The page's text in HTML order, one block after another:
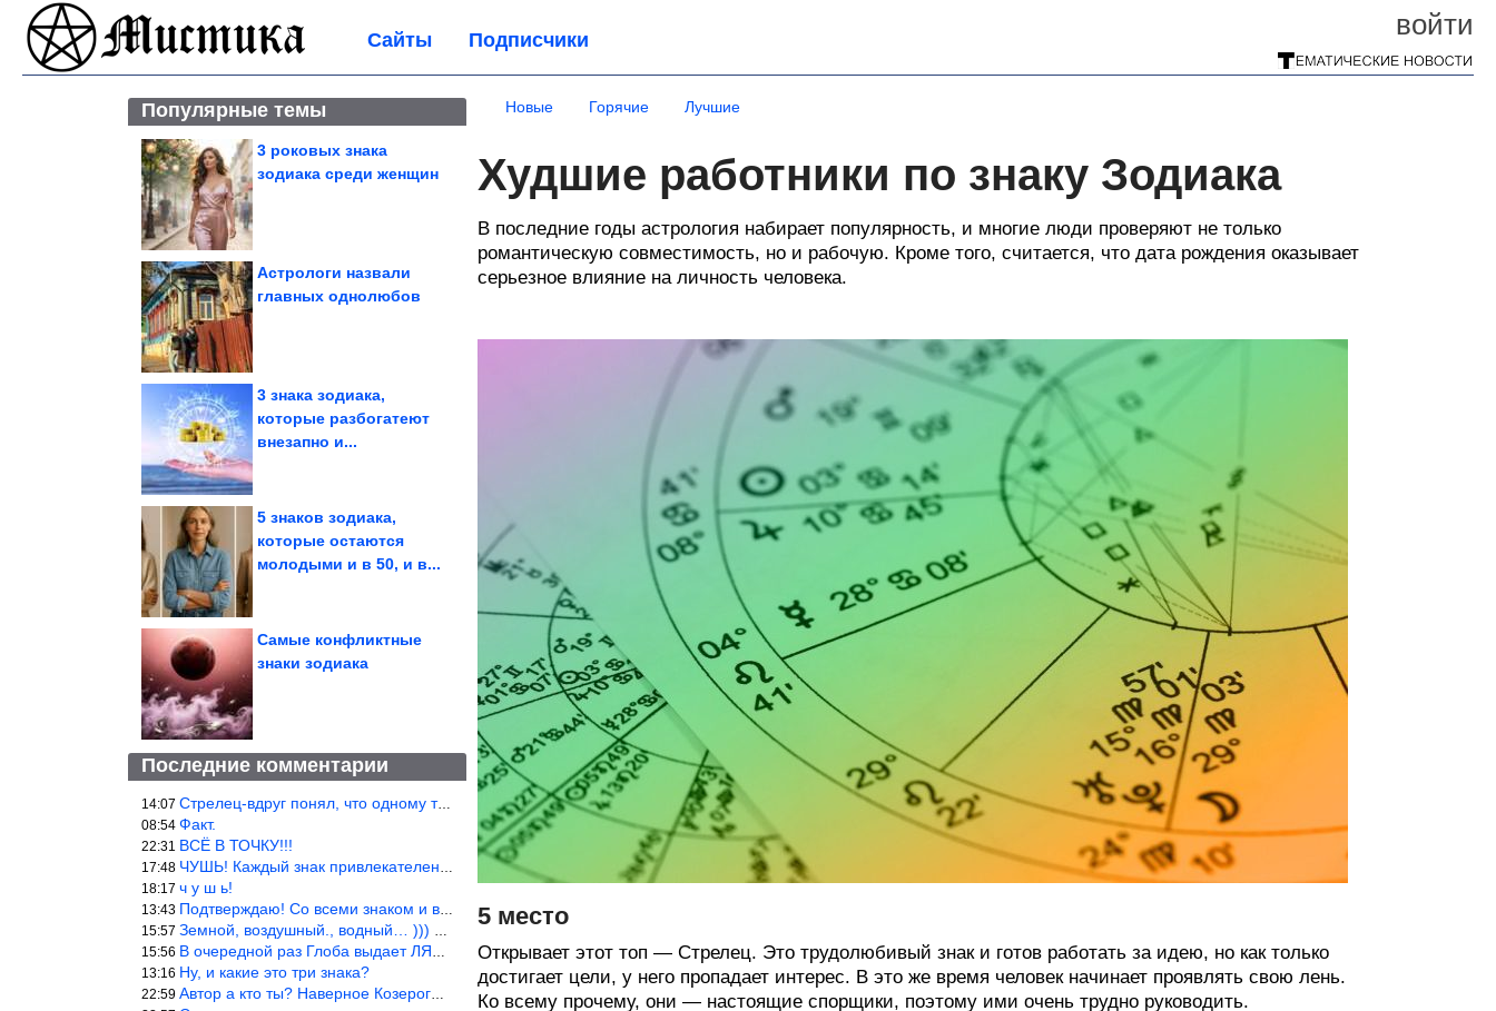
войти
Сайты Подписчики
Популярные темы
3 роковых знака
зодиака среди женщин
Астрологи назвали
главных однолюбов
3 знака зодиака,
которые разбогатеют
внезапно и...
5 знаков зодиака,
которые остаются
молодыми и в 50, и в...
Самые конфликтные
знаки зодиака
Последние комментарии
14:07 Стрелец-вдруг понял, что одному то и жить легче.
08:54 Факт.
22:31 ВСЁ В ТОЧКУ!!!
17:48 ЧУШЬ! Каждый знак привлекателен! И среди Весов, Близнецов встреч
18:17 ч у ш ь!
13:43 Подтверждаю! Со всеми знаком и все одиноки и Я )))
15:57 Земной, воздушный., водный… ))) выбери сам трех из 9 )))
15:56 В очередной раз Глоба выдает ЛЯП! А корректоры, редакторы пропус
13:16 Ну, и какие это три знака?
22:59 Автор а кто ты? Наверное Козерог… Рога жена Рыба наставила ))
Новые Горячие Лучшие
Худшие работники по знаку Зодиака
В последние годы астрология набирает популярность, и многие люди проверяют не только
романтическую совместимость, но и рабочую. Кроме того, считается, что дата рождения оказывает
серьезное влияние на личность человека.
5 место
Открывает этот топ — Стрелец. Это трудолюбивый знак и готов работать за идею, но как только
достигает цели, у него пропадает интерес. В это же время человек начинает проявлять свою лень.
Ко всему прочему, они — настоящие спорщики, поэтому ими очень трудно руководить.